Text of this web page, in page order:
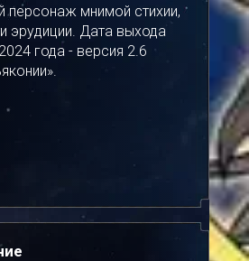
персонаж мнимой стихии,
эрудиции. Дата выхода
года - версия 2.6